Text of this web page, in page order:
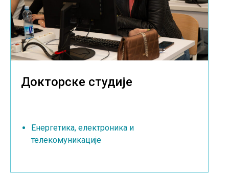
Докторске студије
Енергетика, електроника и
телекомуникације